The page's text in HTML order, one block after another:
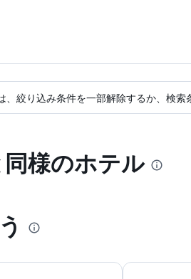
絞り込み条件を一部解除するか、検索
様のホテル